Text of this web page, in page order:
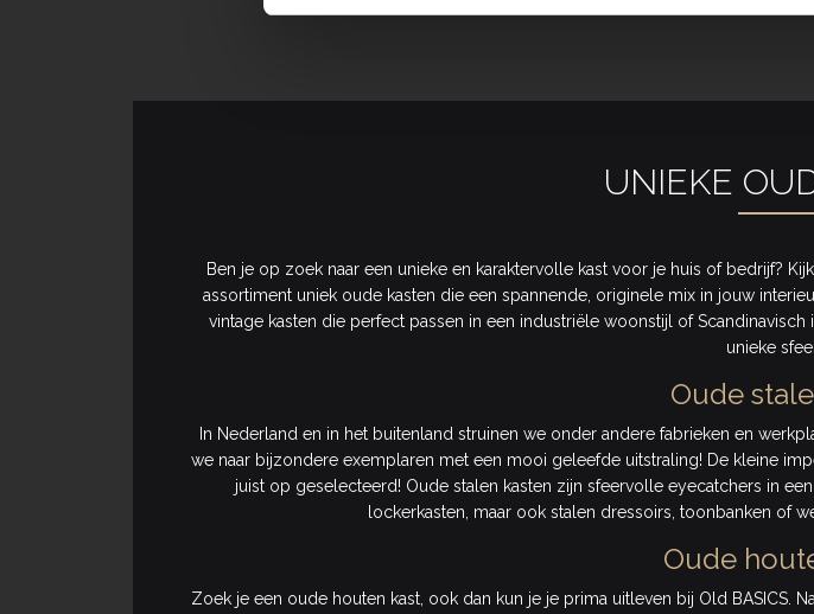
UNIEKE
Ben je op zoek naar een unieke en karaktervolle kast voor je huis of bedrijf?
assortiment uniek oude kasten die een spannende, originele mix in jouw
vintage kasten die perfect passen in een industriële woonstijl of
unieke
Oude
In Nederland en in het buitenland struinen we onder andere fabrieken en
we naar bijzondere exemplaren met een mooi geleefde uitstraling! De kleine
juist op geselecteerd! Oude stalen kasten zijn sfeervolle eyecatchers in
lockerkasten, maar ook stalen dressoirs, toonbanken of
Oude
Zoek je een oude houten kast, ook dan kun je je prima uitleven bij Old BASICS.